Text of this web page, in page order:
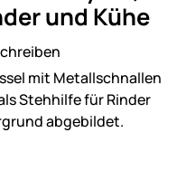
und Kühe